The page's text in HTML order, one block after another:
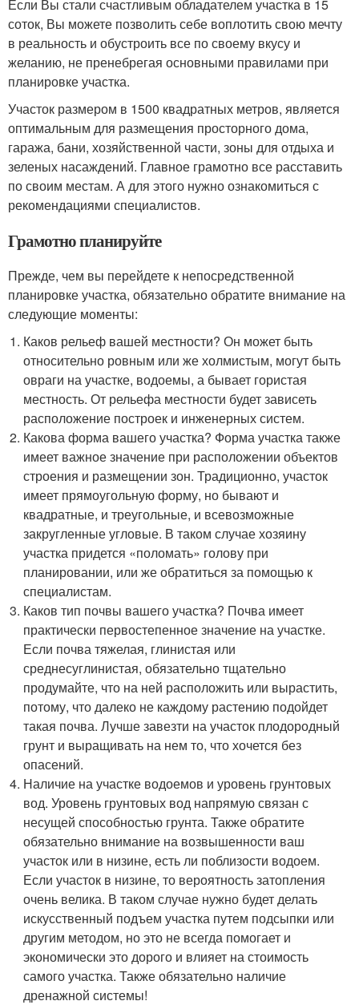
Если Вы стали счастливым обладателем участка в 15
соток, Вы можете позволить себе воплотить свою мечту
в реальность и обустроить все по своему вкусу и
желанию, не пренебрегая основными правилами при
планировке участка.
Участок размером в 1500 квадратных метров, является
оптимальным для размещения просторного дома,
гаража, бани, хозяйственной части, зоны для отдыха и
зеленых насаждений. Главное грамотно все расставить
по своим местам. А для этого нужно ознакомиться с
рекомендациями специалистов.
Грамотно планируйте
Прежде, чем вы перейдете к непосредственной
планировке участка, обязательно обратите внимание на
следующие моменты:
Каков рельеф вашей местности? Он может быть
относительно ровным или же холмистым, могут быть
овраги на участке, водоемы, а бывает гористая
местность. От рельефа местности будет зависеть
расположение построек и инженерных систем.
Какова форма вашего участка? Форма участка также
имеет важное значение при расположении объектов
строения и размещении зон. Традиционно, участок
имеет прямоугольную форму, но бывают и
квадратные, и треугольные, и всевозможные
закругленные угловые. В таком случае хозяину
участка придется «поломать» голову при
планировании, или же обратиться за помощью к
специалистам.
Каков тип почвы вашего участка? Почва имеет
практически первостепенное значение на участке.
Если почва тяжелая, глинистая или
среднесуглинистая, обязательно тщательно
продумайте, что на ней расположить или вырастить,
потому, что далеко не каждому растению подойдет
такая почва. Лучше завезти на участок плодородный
грунт и выращивать на нем то, что хочется без
опасений.
Наличие на участке водоемов и уровень грунтовых
вод. Уровень грунтовых вод напрямую связан с
несущей способностью грунта. Также обратите
обязательно внимание на возвышенности ваш
участок или в низине, есть ли поблизости водоем.
Если участок в низине, то вероятность затопления
очень велика. В таком случае нужно будет делать
искусственный подъем участка путем подсыпки или
другим методом, но это не всегда помогает и
экономически это дорого и влияет на стоимость
самого участка. Также обязательно наличие
дренажной системы!